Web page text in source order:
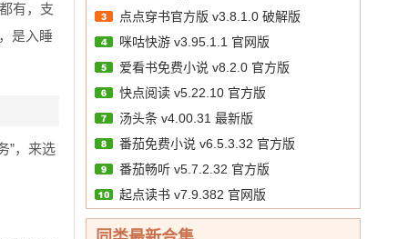
有，支
是入睡
”，来选
点点穿书官方版 v3.8.1.0 破解版
咪咕快游 v3.95.1.1 官网版
爱看书免费小说 v8.2.0 官方版
快点阅读 v5.22.10 官方版
汤头条 v4.00.31 最新版
番茄免费小说 v6.5.3.32 官方版
番茄畅听 v5.7.2.32 官方版
起点读书 v7.9.382 官网版